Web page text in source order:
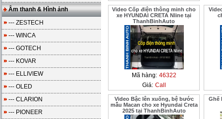
Âm thanh & Hình ảnh
--- ZESTECH
--- WINCA
--- GOTECH
--- KOVAR
--- ELLIVIEW
--- OLED
--- CLARION
--- PIONEER
Video Cốp điện thông minh cho
xe HYUNDAI CRETA Nline tại
ThanhBinhAuto
Mã hàng: 46322
Giá: Call
Video Bậc lên xuống, bệ bước
mẫu Macan cho xe Hyundai Creta
2025 tại ThanhBinhAuto
Ghế